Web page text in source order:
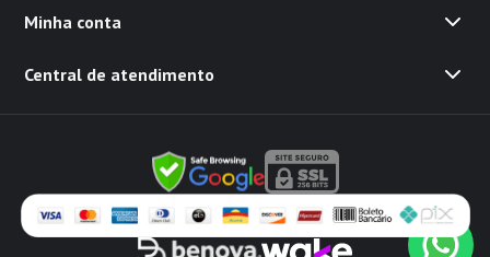
Minha conta
Central de atendimento